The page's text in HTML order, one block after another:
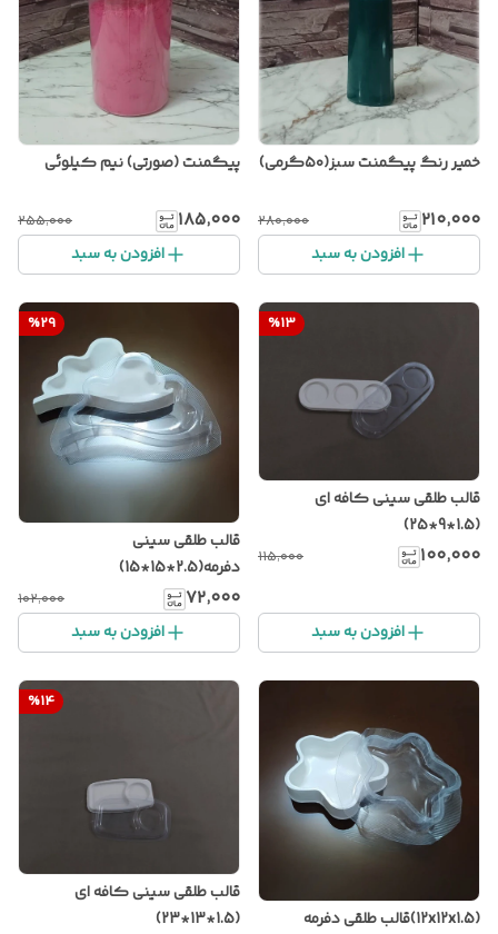
خمیر رنگ پیگمنت سبز(۵۰گرمی)
۲۱۰٬۰۰۰ ۲۸۰٬۰۰۰
افزودن به سبد
پیگمنت (صورتی) نیم کیلوئی
۱۸۵٬۰۰۰ ۲۵۵٬۰۰۰
افزودن به سبد
%13
قالب طلقی سینی کافه ای
(1.5*9*25)
۱۰۰٬۰۰۰ ۱۱۵٬۰۰۰
افزودن به سبد
%29
قالب طلقی سینی
دفرمه(2.5*15*15)
۷۲٬۰۰۰ ۱۰۲٬۰۰۰
افزودن به سبد
(12x12x1.5)قالب طلقی دفرمه
%14
قالب طلقی سینی کافه ای
(1.5*13*23)